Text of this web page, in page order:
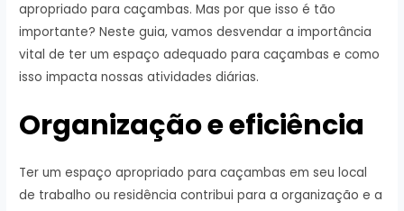
apropriado para caçambas. Mas por que isso é tão
importante? Neste guia, vamos desvendar a importância
vital de ter um espaço adequado para caçambas e como
isso impacta nossas atividades diárias.
Organização e eficiência
Ter um espaço apropriado para caçambas em seu local
de trabalho ou residência contribui para a organização e a